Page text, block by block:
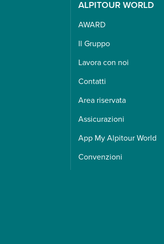
ALPITOUR WORLD
AWARD
Il Gruppo
Lavora con noi
Contatti
Area riservata
Assicurazioni
App My Alpitour World
Convenzioni